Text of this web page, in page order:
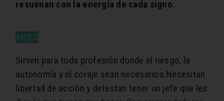
resuenan con la energía de cada signo.
ARIES
Sirven para toda profesión donde el riesgo, la
autonomía y el coraje sean necesarios.Necesitan
libertad de acción y detestan tener un jefe que les